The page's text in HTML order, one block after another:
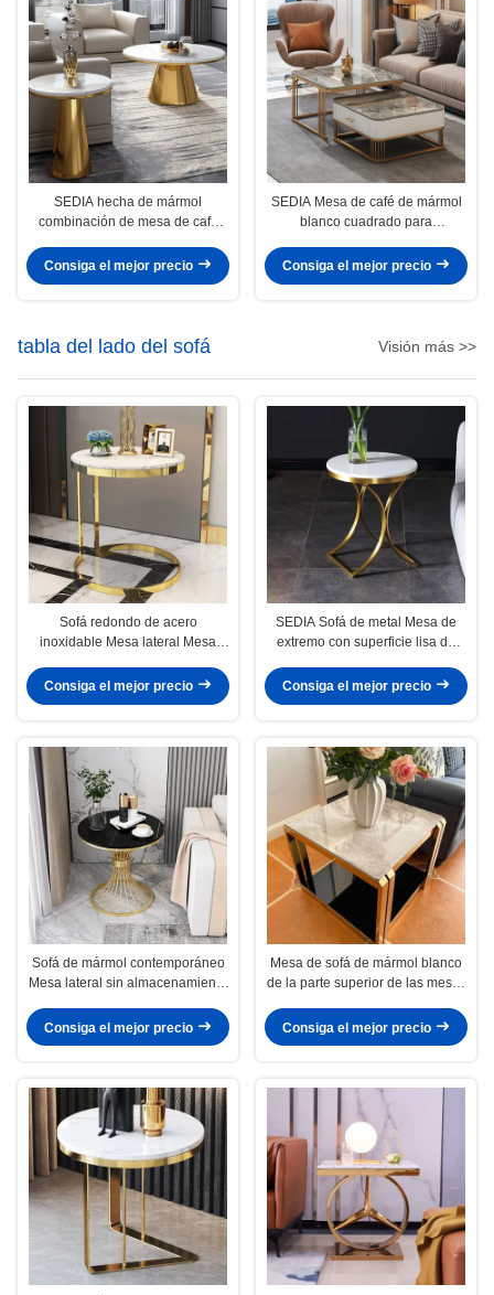
SEDIA hecha de mármol
combinación de mesa de café
salas de estar
Consiga el mejor precio
SEDIA Mesa de café de mármol
blanco cuadrado para
Consiga el mejor precio
tabla del lado del sofá Visión más >>
Sofá redondo de acero
inoxidable Mesa lateral Mesa
Consiga el mejor precio
SEDIA Sofá de metal Mesa de
extremo con superficie lisa de
Consiga el mejor precio
Sofá de mármol contemporáneo
Mesa lateral sin almacenamiento
Consiga el mejor precio
Mesa de sofá de mármol blanco
de la parte superior de las mesas
Consiga el mejor precio